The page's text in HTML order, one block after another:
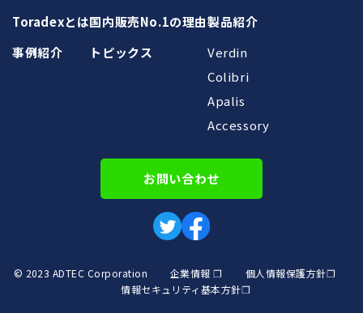
Toradexとは
事例紹介
国内販売No.1の理由
トピックス
製品紹介
Verdin
Colibri
Apalis
Accessory
お問い合わせ
© 2023 ADTEC Corporation 企業情報 ❐
個人情報保護方針❐
情報セキュリティ基本方針❐